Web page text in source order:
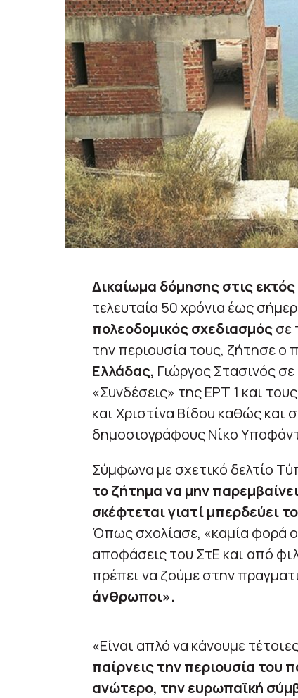
Δικαίωμα δόμησης στις
τελευταία 50 χρόνια έως
πολεοδομικός σχεδιασμόςσε
την περιουσία τους, ζήτησε ο
Ελλάδας, Γιώργος Στασινός
«Συνδέσεις» της ΕΡΤ 1 και
και Χριστίνα Βίδου καθώς
δημοσιογράφους Νίκο
Σύμφωνα με σχετικό δελτίο
το ζήτημα να μην
σκέφτεται γιατί μπερδεύει
Όπως σχολίασε, «καμία φορά
αποφάσεις του ΣτΕ και από
πρέπει να ζούμε στην
άνθρωποι».
«Είναι απλό να κάνουμε
παίρνεις την περιουσία του
ανώτερο, την ευρωπαϊκή